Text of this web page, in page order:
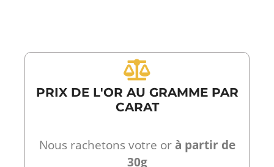
PRIX DE L'OR AU GRAMME PAR
CARAT
Nous rachetons votre orà partir de
30g